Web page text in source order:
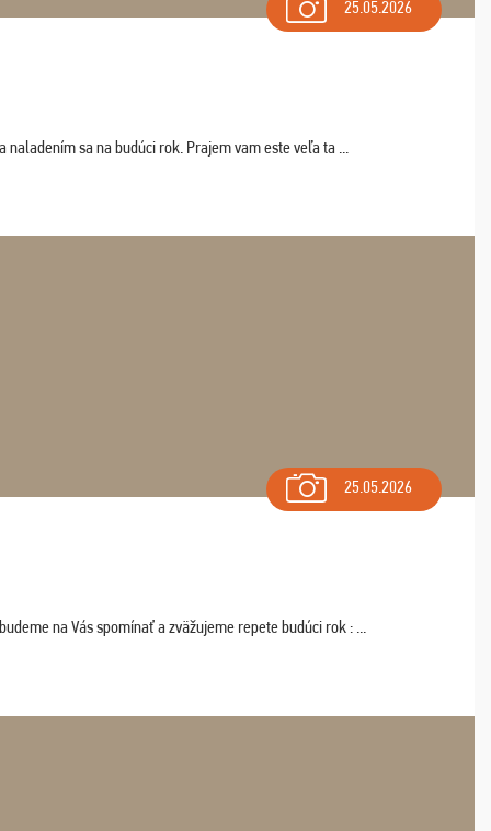
25.05.2026
sa na budúci rok. Prajem vam este veľa ta ...
25.05.2026
na Vás spomínať a zväžujeme repete budúci rok : ...